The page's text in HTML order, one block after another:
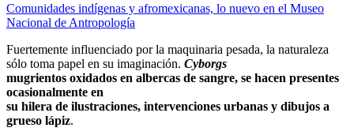
Comunidades indígenas y afromexicanas, lo nuevo en el Museo
Nacional de Antropología
Fuertemente influenciado por la maquinaria pesada, la naturaleza
sólo toma papel en su imaginación. Cyborgs
mugrientos oxidados en albercas de sangre, se hacen presentes
ocasionalmente en
su hilera de ilustraciones, intervenciones urbanas y dibujos a
grueso lápiz.